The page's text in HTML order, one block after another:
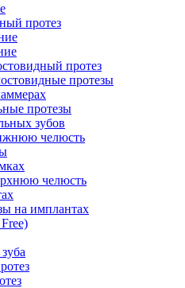
протез
протез
протезы
протезы
зубов
челюсть
челюсть
на имплантах